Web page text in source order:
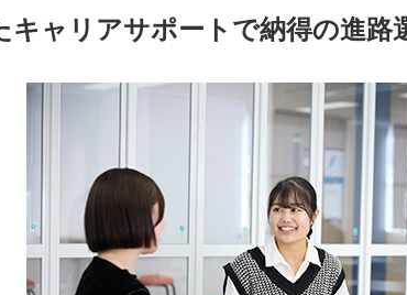
キャリアサポートで納得の進路